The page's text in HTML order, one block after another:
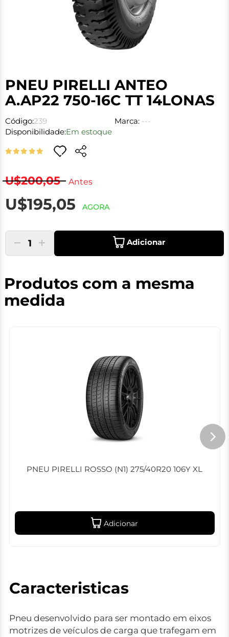
PNEU PIRELLI ANTEO
A.AP22 750-16C TT 14LONAS
Código:239 Marca: ---
Disponibilidade:Em estoque
U$200,05 Antes
U$195,05 AGORA
1 Adicionar
Produtos com a mesma
medida
PNEU PIRELLI ROSSO (N1) 275/40R20 106Y XL
Adicionar
Caracteristicas
Pneu desenvolvido para ser montado em eixos
motrizes de veículos de carga que trafegam em